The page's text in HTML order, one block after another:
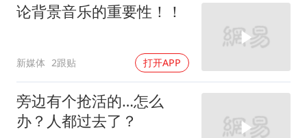
论背景音乐的重要性！！
新媒体 2跟贴 打开APP
旁边有个抢活的…怎么
办？人都过去了？